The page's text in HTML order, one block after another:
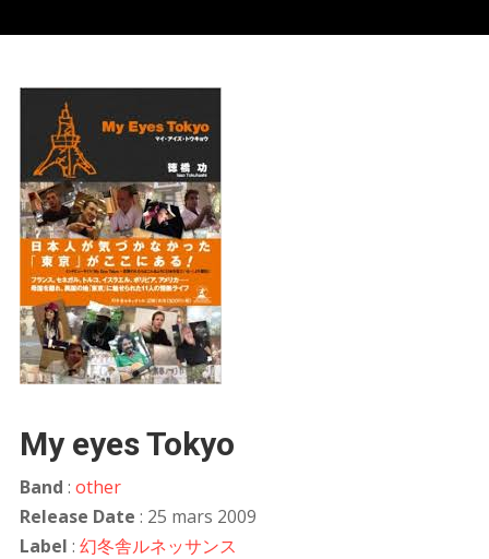
My eyes Tokyo
Band : other
Release Date : 25 mars 2009
Label : 幻冬舎ルネッサンス